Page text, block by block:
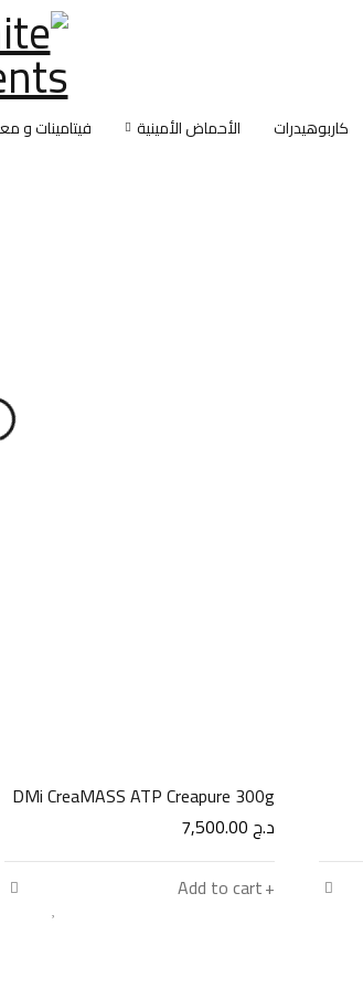
كاربوهيدرات الأحماض الأمينية فيتامينات و
DMi CreaMASS ATP Creapure 300g
د.ج
Add to cart